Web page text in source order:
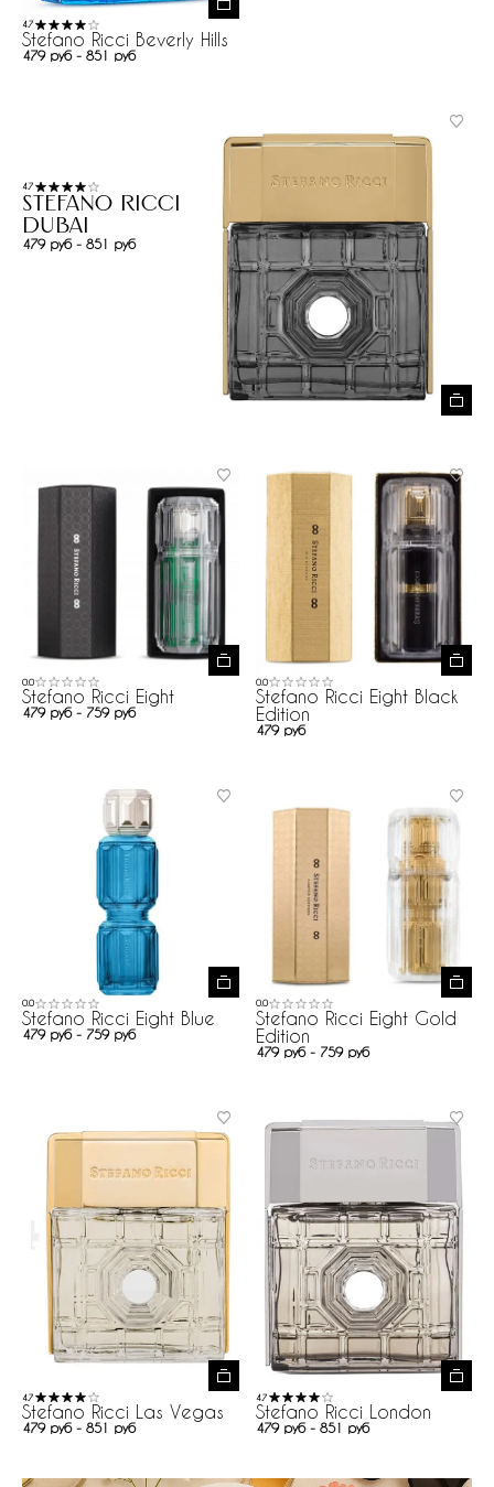
4.7
Stefano Ricci Beverly Hills
479 руб - 851 руб
4.7
Stefano Ricci
Dubai
479 руб - 851 руб
0.0
Stefano Ricci Eight
479 руб - 759 руб
0.0
Stefano Ricci Eight Black
Edition
479 руб
0.0
Stefano Ricci Eight Blue
479 руб - 759 руб
0.0
Stefano Ricci Eight Gold
Edition
479 руб - 759 руб
4.7
Stefano Ricci Las Vegas
479 руб - 851 руб
4.7
Stefano Ricci London
479 руб - 851 руб